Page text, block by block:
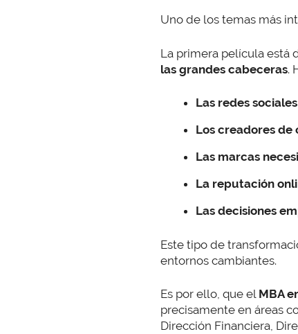
Uno de los temas más
La primera película está
las grandes cabeceras.
Las redes
Los creadores
Las marcas
La reputación
Las decisiones
Este tipo de
entornos cambiantes.
Es por ello, que el MBA
precisamente en áreas
Dirección Financiera,